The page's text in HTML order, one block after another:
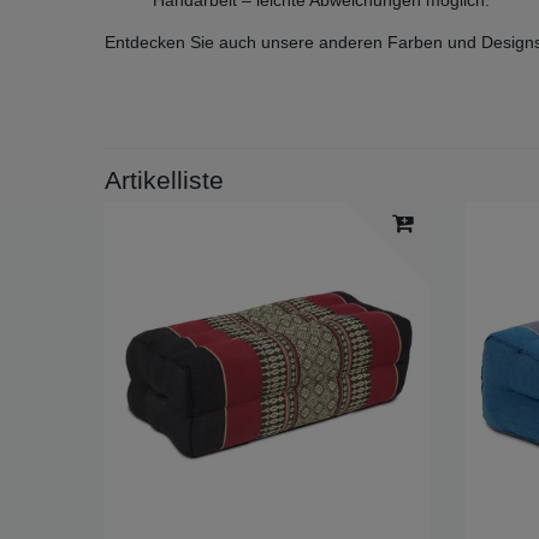
Entdecken Sie auch unsere anderen Farben und
Artikelliste